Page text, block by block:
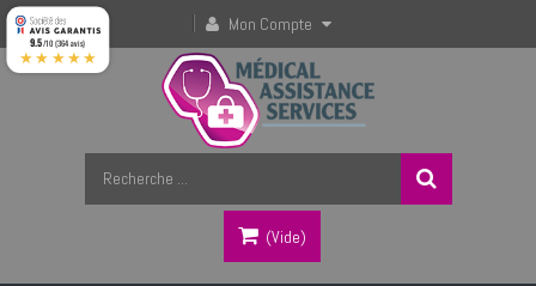
Mon Compte
(vide)
9.5/10 (364 avis)
★★★★★